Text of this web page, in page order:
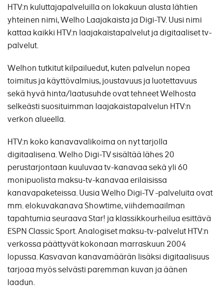
HTV:n kuluttajapalveluilla on lokakuun alusta lähtien
yhteinen nimi, Welho Laajakaista ja Digi-TV. Uusi nimi
kattaa kaikki HTV:n laajakaistapalvelut ja digitaaliset tv-
palvelut.
Welhon tutkitut kilpailuedut, kuten palvelun nopea
toimitus ja käyttövalmius, joustavuus ja luotettavuus
sekä hyvä hinta/laatusuhde ovat tehneet Welhosta
selkeästi suosituimman laajakaistapalvelun HTV:n
verkon alueella.
HTV:n koko kanavavalikoima on nyt tarjolla
digitaalisena. Welho Digi-TV sisältää lähes 20
perustarjontaan kuuluvaa tv-kanavaa sekä yli 60
monipuolista maksu-tv-kanavaa erilaisissa
kanavapaketeissa. Uusia Welho Digi-TV -palveluita ovat
mm. elokuvakanava Showtime, viihdemaailman
tapahtumia seuraava Star! ja klassikkourheilua esittävä
ESPN Classic Sport. Analogiset maksu-tv-palvelut HTV:n
verkossa päättyvät kokonaan marraskuun 2004
lopussa. Kasvavan kanavamäärän lisäksi digitaalisuus
tarjoaa myös selvästi paremman kuvan ja äänen
laadun.